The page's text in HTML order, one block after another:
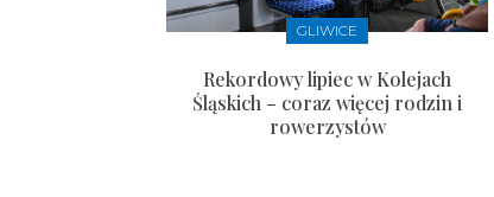
GLIWICE
Rekordowy lipiec w Kolejach
Śląskich – coraz więcej rodzin i
rowerzystów